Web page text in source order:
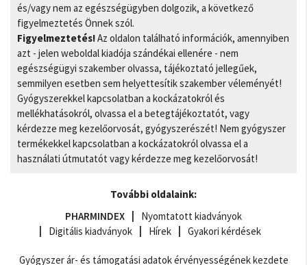
és/vagy nem az egészségügyben dolgozik, a következő
figyelmeztetés Önnek szól.
Figyelmeztetés!Az oldalon található információk, amennyiben
azt - jelen weboldal kiadója szándékai ellenére - nem
egészségügyi szakember olvassa, tájékoztató jellegűek,
semmilyen esetben sem helyettesítik szakember véleményét!
Gyógyszerekkel kapcsolatban a kockázatokról és
mellékhatásokról, olvassa el a betegtájékoztatót, vagy
kérdezze meg kezelőorvosát, gyógyszerészét! Nem gyógyszer
termékekkel kapcsolatban a kockázatokról olvassa el a
használati útmutatót vagy kérdezze meg kezelőorvosát!
További oldalaink:
PHARMINDEX
Nyomtatott kiadványok
Digitális kiadványok
Hírek Gyakori kérdések
Gyógyszer ár- és támogatási adatok érvényességének kezdete